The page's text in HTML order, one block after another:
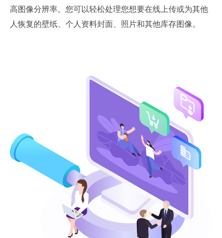
高图像分辨率。您可以轻松处理您想要在线上传或为其他
人恢复的壁纸、个人资料封面、照片和其他库存图像。